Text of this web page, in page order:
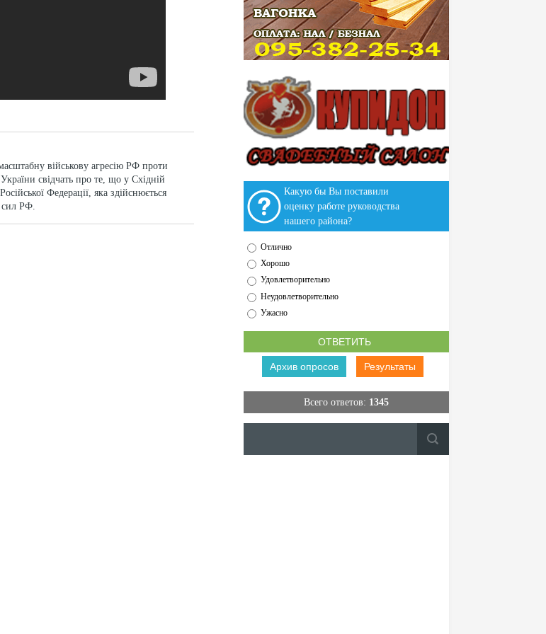
військову агресію РФ проти
свідчать про те, що у Східній
Федерації, яка здійснюється
сил РФ.
Какую бы Вы поставили
оценку работе руководства
нашего района?
Отлично
Хорошо
Удовлетворительно
Неудовлетворительно
Ужасно
Архив опросов Результаты
Всего ответов: 1345